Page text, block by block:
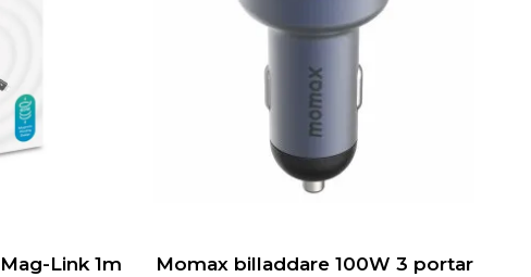
Link 1m
Momax billaddare 100W 3 portar